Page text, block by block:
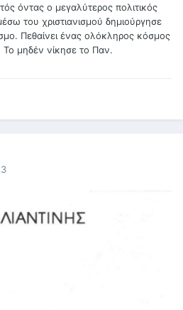
όντας ο μεγαλύτερος πολιτικός
του χριστιανισμού δημιούργησε
Πεθαίνει ένας ολόκληρος κόσμος
Το μηδέν νίκησε το Παν.